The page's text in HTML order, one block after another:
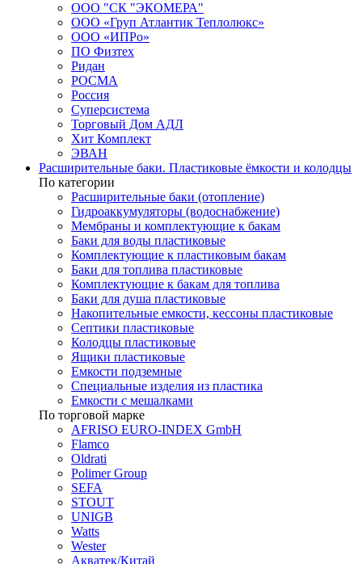
ООО "СК "ЭКОМЕРА"
ООО «Груп Атлантик Теплолюкс»
ООО «ИПРо»
ПО Физтех
Ридан
РОСМА
Россия
Суперсистема
Торговый Дом АДЛ
Хит Комплект
ЭВАН
Расширительные баки. Пластиковые ёмкости и колодцы
По категории
Расширительные баки (отопление)
Гидроаккумуляторы (водоснабжение)
Мембраны и комплектующие к бакам
Баки для воды пластиковые
Комплектующие к пластиковым бакам
Баки для топлива пластиковые
Комплектующие к бакам для топлива
Баки для душа пластиковые
Накопительные емкости, кессоны пластиковые
Септики пластиковые
Колодцы пластиковые
Ящики пластиковые
Емкости подземные
Специальные изделия из пластика
Емкости с мешалками
По торговой марке
AFRISO EURO-INDEX GmbH
Flamco
Oldrati
Polimer Group
SEFA
STOUT
UNIGB
Watts
Wester
Акватек/Китай